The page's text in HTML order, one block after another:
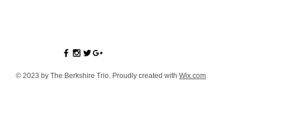
© 2023 by The Berkshire Trio. Proudly created with Wix.com